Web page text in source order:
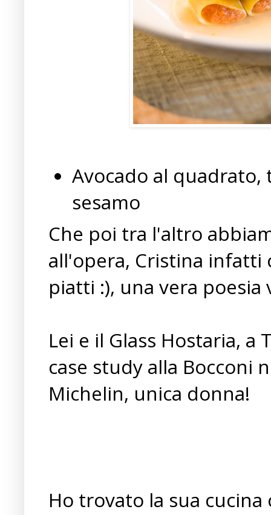
Avocado al
sesamo
Che poi tra l'altro
all'opera, Cristina infatti
piatti :), una vera
Lei e il Glass Hostaria,
case study alla Bocconi
Michelin, unica donna!
Ho trovato la sua